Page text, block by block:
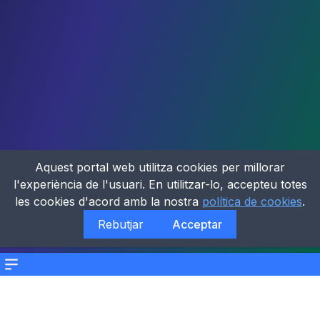
Menu
Aquest portal web utilitza cookies per millorar
l'experiència de l'usuari. En utilitzar-lo, accepteu totes
les cookies d'acord amb la nostra política de cookies.
Rebutjar
Acceptar